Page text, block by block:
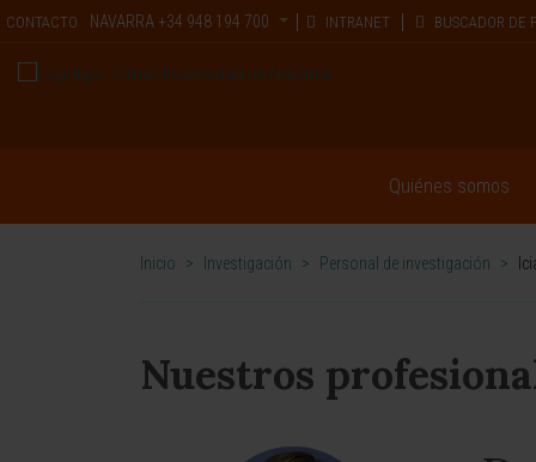
CONTACTO NAVARRA +34 948 194 700 INTRANET BUSCADOR DE
Quiénes somos
Inicio > Investigación > Personal de investigación >
Nuestros